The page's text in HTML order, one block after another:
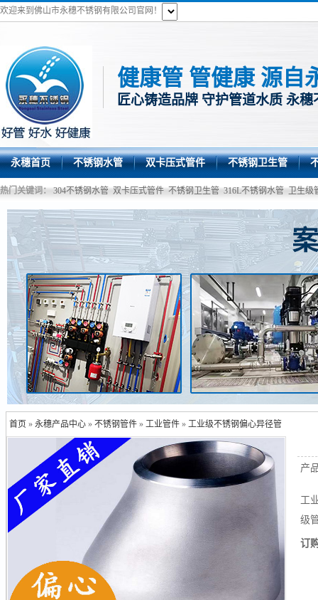
欢迎来到佛山市永穗不锈钢有限公司官网！
健康管 管健康 源自
匠心铸造品牌 守护管道水质 永穗
永穗首页 不锈钢水管 双卡压式管件 不锈钢卫生管
热门关键词： 304不锈钢水管 双卡压式管件 不锈钢卫生管 316L不锈钢水管 卫生级
首页 »永穗产品中心 »不锈钢管件 »工业管件 »工业级不锈钢偏心异径管
产
工
级
订